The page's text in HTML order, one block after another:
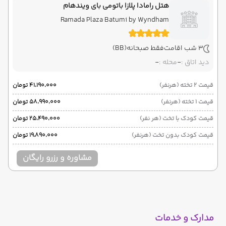
هتل رامادا پلازا باتومی بای ویندهام
Ramada Plaza Batumi by Wyndham
3 شب اقامت فقط صبحانه(BB)
دید اتاق :-محله :-
قیمت 2 تخته (هرنفر)
۴۱٬۱۹۰٬۰۰۰ تومان
قیمت 1 تخته (هرنفر)
۵۸٬۹۹۰٬۰۰۰ تومان
قیمت کودک با تخت (هر نفر)
۲۵٬۴۹۰٬۰۰۰ تومان
قیمت کودک بدون تخت (هرنفر)
۱۹٬۸۹۰٬۰۰۰ تومان
مشاوره و رزرو رایگان
مدارک و خدمات